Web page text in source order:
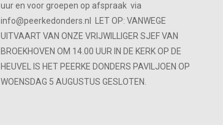
uur en voor groepen op afspraak via
info@peerkedonders.nl LET OP: VANWEGE
UITVAART VAN ONZE VRIJWILLIGER SJEF VAN
BROEKHOVEN OM 14.00 UUR IN DE KERK OP DE
HEUVEL IS HET PEERKE DONDERS PAVILJOEN OP
WOENSDAG 5 AUGUSTUS GESLOTEN.